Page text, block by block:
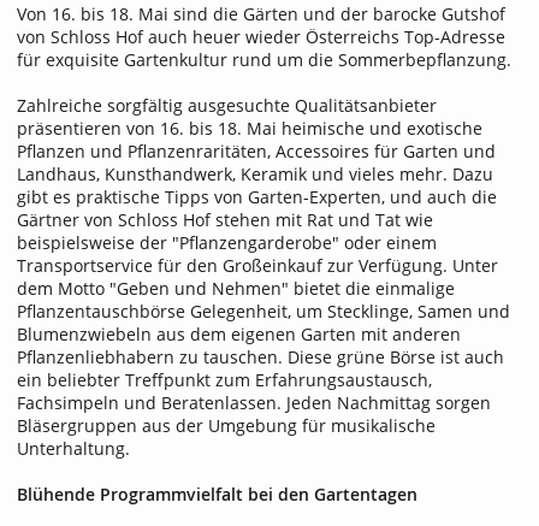
Von 16. bis 18. Mai sind die Gärten und der barocke Gutshof
von Schloss Hof auch heuer wieder Österreichs Top-Adresse
für exquisite Gartenkultur rund um die Sommerbepflanzung.
Zahlreiche sorgfältig ausgesuchte Qualitätsanbieter
präsentieren von 16. bis 18. Mai heimische und exotische
Pflanzen und Pflanzenraritäten, Accessoires für Garten und
Landhaus, Kunsthandwerk, Keramik und vieles mehr. Dazu
gibt es praktische Tipps von Garten-Experten, und auch die
Gärtner von Schloss Hof stehen mit Rat und Tat wie
beispielsweise der "Pflanzengarderobe" oder einem
Transportservice für den Großeinkauf zur Verfügung. Unter
dem Motto "Geben und Nehmen" bietet die einmalige
Pflanzentauschbörse Gelegenheit, um Stecklinge, Samen und
Blumenzwiebeln aus dem eigenen Garten mit anderen
Pflanzenliebhabern zu tauschen. Diese grüne Börse ist auch
ein beliebter Treffpunkt zum Erfahrungsaustausch,
Fachsimpeln und Beratenlassen. Jeden Nachmittag sorgen
Bläsergruppen aus der Umgebung für musikalische
Unterhaltung.
Blühende Programmvielfalt bei den Gartentagen